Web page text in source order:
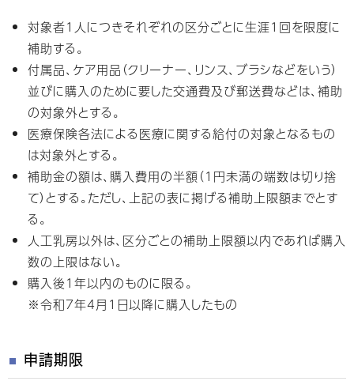
対象者1人につきそれぞれの区分ごとに生涯1回を限度に
補助する。
付属品、ケア用品（クリーナー、リンス、ブラシなどをいう）
並びに購入のために要した交通費及び郵送費などは、補助
の対象外とする。
医療保険各法による医療に関する給付の対象となるもの
は対象外とする。
補助金の額は、購入費用の半額（1円未満の端数は切り捨
て）とする。ただし、上記の表に掲げる補助上限額までとす
る。
人工乳房以外は、区分ごとの補助上限額以内であれば購入
数の上限はない。
購入後1年以内のものに限る。
※令和7年4月1日以降に購入したもの
申請期限